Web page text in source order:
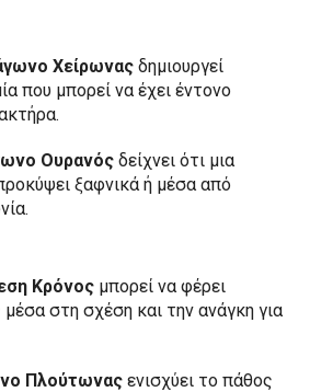
Χείρωνας δημιουργεί
που μπορεί να έχει έντονο
Ουρανός δείχνει ότι μια
ξαφνικά ή μέσα από
Κρόνος μπορεί να φέρει
στη σχέση και την ανάγκη για
Πλούτωνας ενισχύει το πάθος